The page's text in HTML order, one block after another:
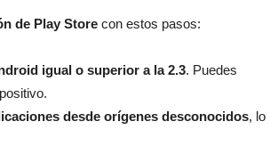
de Play Store con estos pasos:
igual o superior a la 2.3. Puedes
desde orígenes desconocidos, lo